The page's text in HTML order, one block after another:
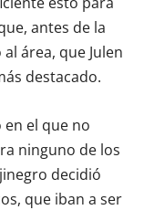
antes de la
área, que Julen
destacado.
el que no
ninguno de los
decidió
que iban a ser